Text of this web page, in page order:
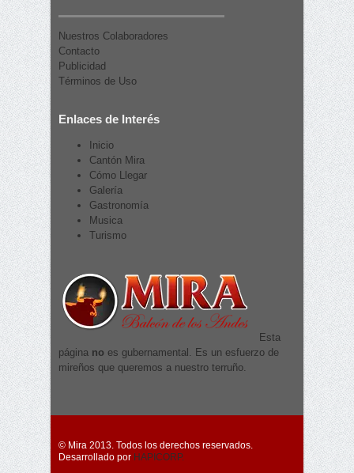
Nuestros Colaboradores
Contacto
Publicidad
Términos de Uso
Enlaces de Interés
Inicio
Cantón Mira
Cómo Llegar
Galería
Gastronomía
Musica
Turismo
Esta
página no es gubernamental. Es un esfuerzo de
mireños que queremos a nuestro terruño.
© Mira 2013. Todos los derechos reservados.
Desarrollado por HAPICORP.